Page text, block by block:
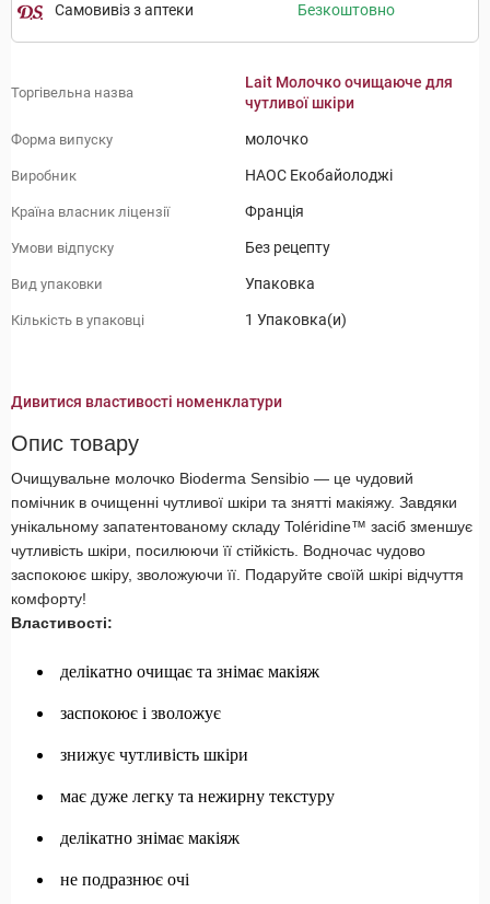
Самовивіз з аптеки Безкоштовно
Торгівельна назва
Lait Молочко очищаюче для
чутливої шкіри
Форма випуску молочко
Виробник НАОС Екобайолоджі
Країна власник ліцензії Франція
Умови відпуску Без рецепту
Вид упаковки Упаковка
Кількість в упаковці 1 Упаковка(и)
Дивитися властивості номенклатури
Опис товару
Очищувальне молочко Bioderma Sensibio — це чудовий
помічник в очищенні чутливої шкіри та знятті макіяжу. Завдяки
унікальному запатентованому складу Toléridine™ засіб зменшує
чутливість шкіри, посилюючи її стійкість. Водночас чудово
заспокоює шкіру, зволожуючи її. Подаруйте своїй шкірі відчуття
комфорту!
Властивості:
делікатно очищає та знімає макіяж
заспокоює і зволожує
знижує чутливість шкіри
має дуже легку та нежирну текстуру
делікатно знімає макіяж
не подразнює очі